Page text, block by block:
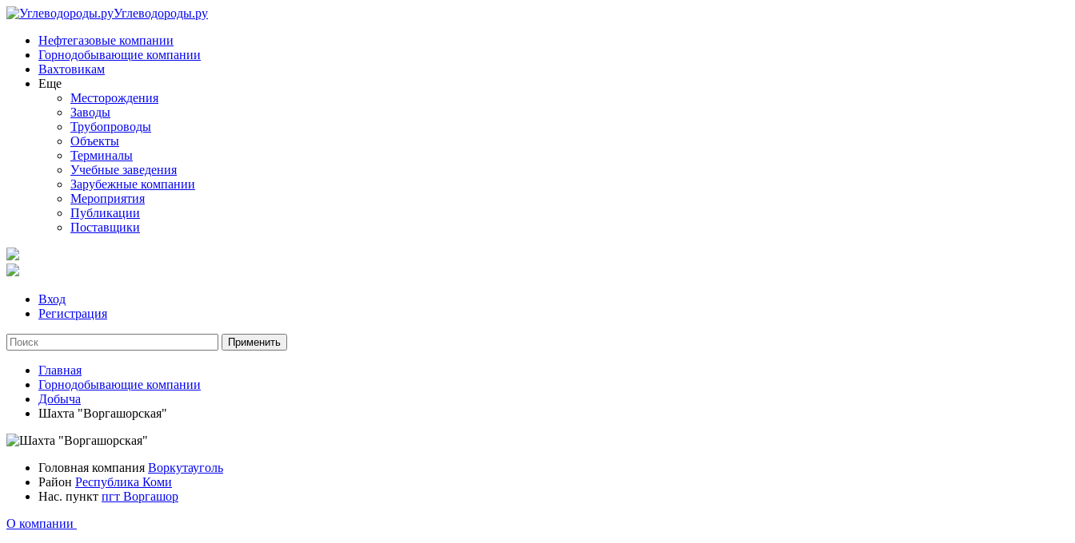
Углеводороды.ру
Нефтегазовые компании
Горнодобывающие компании
Вахтовикам
Еще
Месторождения
Заводы
Трубопроводы
Объекты
Терминалы
Учебные заведения
Зарубежные компании
Мероприятия
Публикации
Поставщики
Вход
Регистрация
Главная
Горнодобывающие компании
Добыча
Шахта "Воргашорская"
Головная компания Воркутауголь
Район Республика Коми
Нас. пункт пгт Воргашор
О компании